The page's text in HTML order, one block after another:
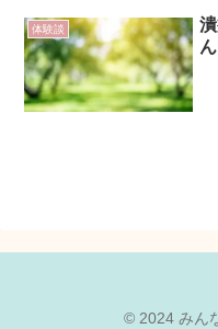
体験談
ん
© 2024 みん